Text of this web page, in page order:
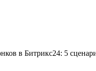
в Битрикс24: 5